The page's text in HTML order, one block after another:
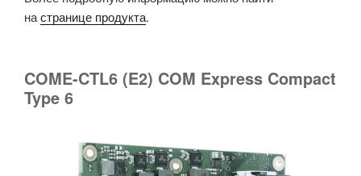
настранице продукта.
COME-CTL6 (E2) COM Express Compact
Type 6